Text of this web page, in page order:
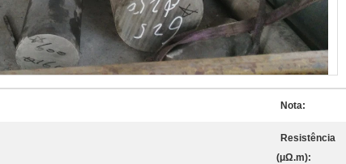
Nota:
Resistência
(μΩ.m):